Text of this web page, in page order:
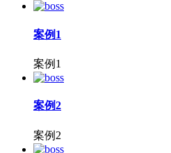
案例1
案例1
案例2
案例2